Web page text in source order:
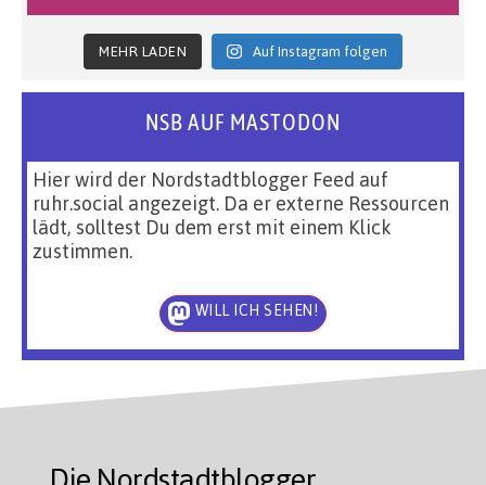
MEHR LADEN Auf Instagram folgen
NSB AUF MASTODON
Hier wird der Nordstadtblogger Feed auf
ruhr.social angezeigt. Da er externe Ressourcen
lädt, solltest Du dem erst mit einem Klick
zustimmen.
WILL ICH SEHEN!